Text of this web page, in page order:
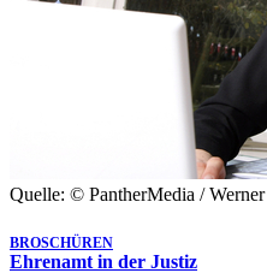
Quelle: © PantherMedia /
BROSCHÜREN
Ehrenamt in der Justiz